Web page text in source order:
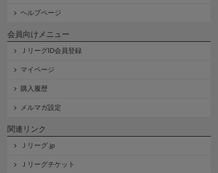
ヘルプページ
会員向けメニュー
ＪリーグID会員登録
マイページ
購入履歴
メルマガ設定
関連リンク
Ｊリーグ.jp
Ｊリーグチケット